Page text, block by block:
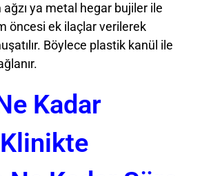
ya metal hegar bujiler ile
öncesi ek ilaçlar verilerek
Böylece plastik kanül ile
Kadar